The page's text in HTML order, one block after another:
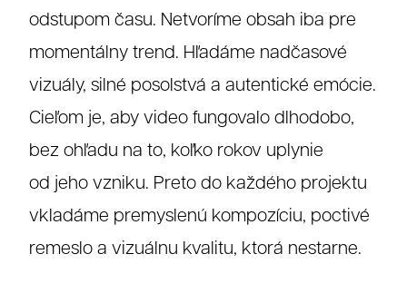
odstupom času. Netvoríme obsah iba pre
momentálny trend. Hľadáme nadčasové
vizuály, silné posolstvá a autentické emócie.
Cieľom je, aby video fungovalo dlhodobo,
bez ohľadu na to, koľko rokov uplynie
od jeho vzniku. Preto do každého projektu
vkladáme premyslenú kompozíciu, poctivé
remeslo a vizuálnu kvalitu, ktorá nestarne.